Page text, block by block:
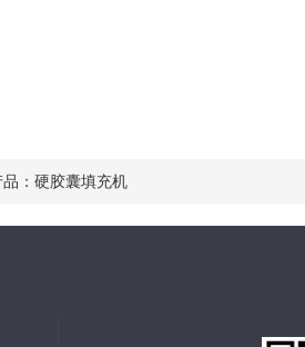
： 硬胶囊填充机